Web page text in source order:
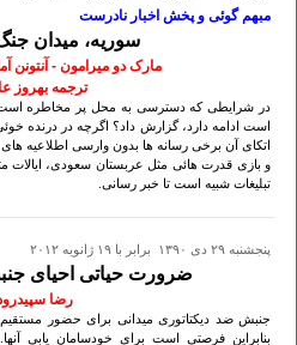
مبهم گوئی و پخش اخبار نادرست
سوریه، میدان
مارک دو میرامون - آنتونن
ترجمه بهروز
در شرایطی که دسترسی به محل پر مخاطره
است ادامه دارد، گزارش داد؟ اگرچه در درنده
اتکای آن برخی رسانه ها بدون وارسی اطلاعیه های
و بازی قدرت هائی مثل عربستان سعودی، ایالات
تبلیغات شبیه است تا خبر رسانی.
پنجشنبه ۲۹ دی ۱۳۹۰ برابر با ۱۹ ژانويه ۲۰۱۲
ضرورت حیاتی احیای
رضا
جنبش ضد دیکتاتوری میدانی برای حضور
بنابراین فرصتی است برای خودسامان یابی